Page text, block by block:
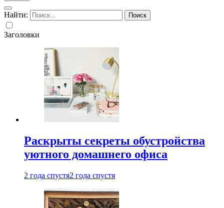
Найти:
Заголовки
Раскрыты секреты обустройства
уютного домашнего офиса
2 года спустя2 года спустя